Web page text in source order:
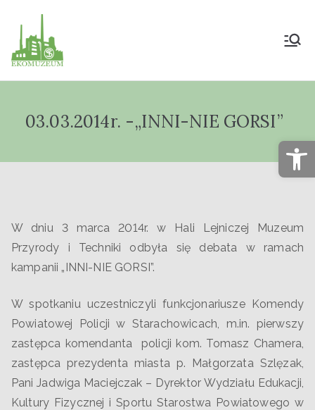
Muzeum Przyrody
"Ekomuzeum" im.
Jana Pazdura
03.03.2014r. -„INNI-NIE GORSI”
W dniu 3 marca 2014r. w Hali Lejniczej Muzeum
Przyrody i Techniki odbyła się debata w ramach
kampanii „INNI-NIE GORSI”.
W spotkaniu uczestniczyli funkcjonariusze Komendy
Powiatowej Policji w Starachowicach, m.in. pierwszy
zastępca komendanta policji kom. Tomasz Chamera,
zastępca prezydenta miasta p. Małgorzata Szlęzak,
Pani Jadwiga Maciejczak – Dyrektor Wydziału Edukacji,
Kultury Fizycznej i Sportu Starostwa Powiatowego w